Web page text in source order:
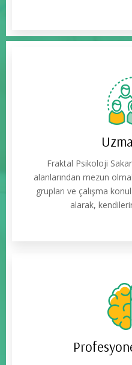
Fraktal Psikoloji
alanlarından mezun
grupları ve çalışma
alarak,